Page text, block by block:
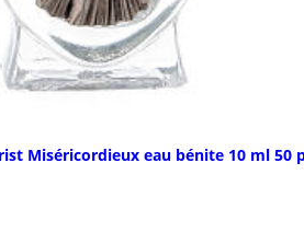
Miséricordieux eau bénite 10 ml 50